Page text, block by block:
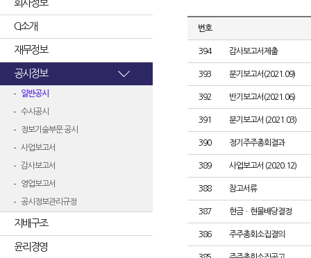
회사정보
CI소개
재무정보
공시정보
일반공시
수시공시
정보기술부문 공시
사업보고서
감사보고서
영업보고서
공시정보관리규정
지배구조
윤리경영
번호
394 감사보고서제출
393 분기보고서(2021.09)
392 반기보고서(2021.06)
391 분기보고서 (2021.03)
390 정기주주총회결과
389 사업보고서 (2020.12)
388 참고서류
387 현금ㆍ현물배당결정
386 주주총회소집결의